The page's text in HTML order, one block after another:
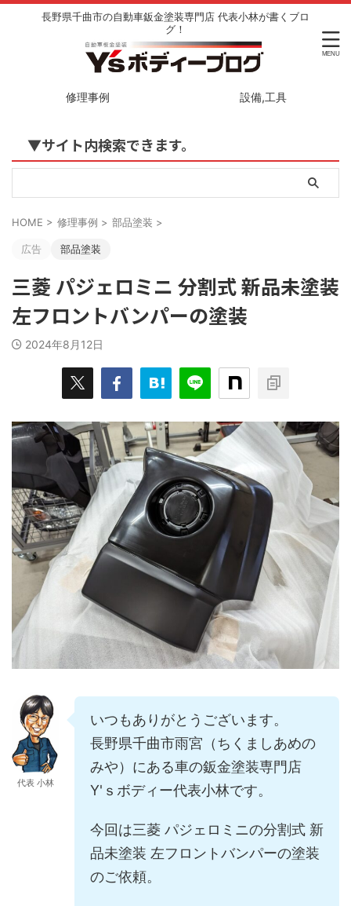
長野県千曲市の自動車鈑金塗装専門店 代表小林が書くブロ
グ！
修理事例 設備,工具
▼サイト内検索できます。
HOME > 修理事例 > 部品塗装 >
広告 部品塗装
三菱 パジェロミニ 分割式 新品未塗装
左フロントバンパーの塗装
2024年8月12日
代表 小林
いつもありがとうございます。
長野県千曲市雨宮（ちくましあめの
みや）にある車の鈑金塗装専門店
Y'ｓボディー代表小林です。
今回は三菱 パジェロミニの分割式 新
品未塗装 左フロントバンパーの塗装
のご依頼。